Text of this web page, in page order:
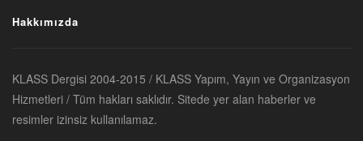
Hakkımızda
KLASS Dergisi 2004-2015 / KLASS Yapım, Yayın ve Organizasyon
Hizmetleri / Tüm hakları saklıdır. Sitede yer alan haberler ve
resimler izinsiz kullanılamaz.